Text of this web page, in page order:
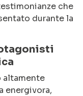
che
durante la
altamente
energivora,